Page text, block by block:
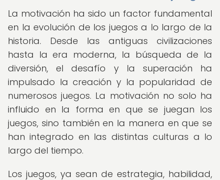
La motivación ha sido un factor fundamental
en la evolución de los juegos a lo largo de la
historia. Desde las antiguas civilizaciones
hasta la era moderna, la búsqueda de la
diversión, el desafío y la superación ha
impulsado la creación y la popularidad de
numerosos juegos. La motivación no solo ha
influido en la forma en que se juegan los
juegos, sino también en la manera en que se
han integrado en las distintas culturas a lo
largo del tiempo.
Los juegos, ya sean de estrategia, habilidad,